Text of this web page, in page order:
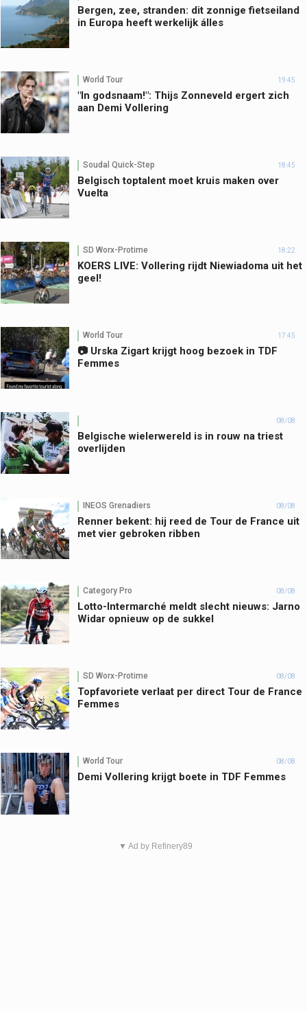
Bergen, zee, stranden: dit zonnige fietseiland
in Europa heeft werkelijk álles
World Tour 19:45
"In godsnaam!": Thijs Zonneveld ergert zich
aan Demi Vollering
Soudal Quick-Step 18:45
Belgisch toptalent moet kruis maken over
Vuelta
SD Worx-Protime 18:22
KOERS LIVE: Vollering rijdt Niewiadoma uit het
geel!
World Tour 17:45
📷 Urska Zigart krijgt hoog bezoek in TDF
Femmes
08/08
Belgische wielerwereld is in rouw na triest
overlijden
INEOS Grenadiers 08/08
Renner bekent: hij reed de Tour de France uit
met vier gebroken ribben
Category Pro 08/08
Lotto-Intermarché meldt slecht nieuws: Jarno
Widar opnieuw op de sukkel
SD Worx-Protime 08/08
Topfavoriete verlaat per direct Tour de France
Femmes
World Tour 08/08
Demi Vollering krijgt boete in TDF Femmes
▼ Ad by Refinery89